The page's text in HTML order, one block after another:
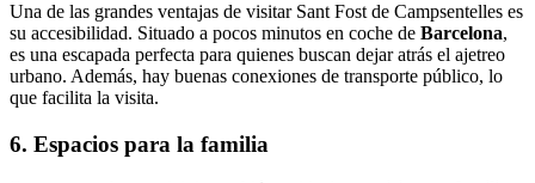
Una de las grandes ventajas de visitar Sant Fost de Campsentelles es
su accesibilidad. Situado a pocos minutos en coche de Barcelona,
es una escapada perfecta para quienes buscan dejar atrás el ajetreo
urbano. Además, hay buenas conexiones de transporte público, lo
que facilita la visita.
6. Espacios para la familia